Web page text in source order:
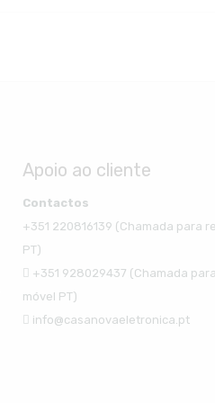
Apoio ao cliente
Contactos
+351 220816139 (Chamada para
PT)
+351 928029437 (Chamada
móvel PT)
info@casanovaeletronica.pt